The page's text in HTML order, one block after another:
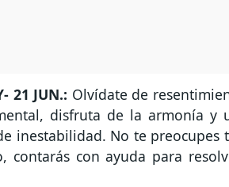
21 JUN.: Olvídate de
disfruta de la armonía y
inestabilidad. No te
contarás con ayuda para